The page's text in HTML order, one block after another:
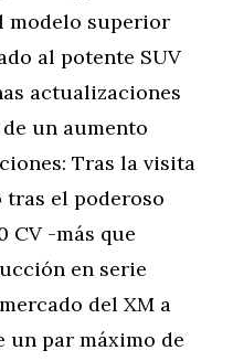
modelo superior
al potente SUV
actualizaciones
un aumento
Tras la visita
tras el poderoso
CV -más que
en serie
del XM a
un par máximo de